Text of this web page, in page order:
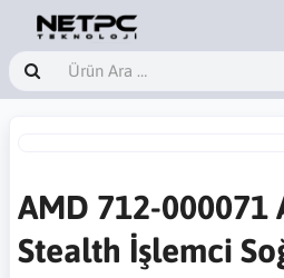
AMD 712-000071
Stealth İşlemci